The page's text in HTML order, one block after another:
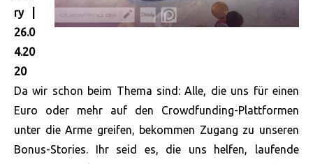
ry |
26.0
4.20
20
Da wir schon beim Thema sind: Alle, die uns für einen
Euro oder mehr auf den Crowdfunding-Plattformen
unter die Arme greifen, bekommen Zugang zu unseren
Bonus-Stories. Ihr seid es, die uns helfen, laufende